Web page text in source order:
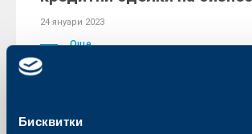
Бисквитки
24 януари 2023
Още